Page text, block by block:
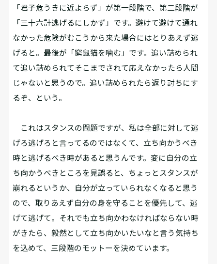
「君子危うきに近よらず」が第一段階で、第二段階が
「三十六計逃げるにしかず」です。避けて避けて通れ
なかった危険がむこうから来た場合にはとりあえず逃
げると。最後が「窮鼠猫を噛む」です。追い詰められ
て追い詰められてそこまでされて応えなかったら人間
じゃないと思うので。追い詰められたら返り討ちにす
るぞ、という。
これはスタンスの問題ですが、私は全部に対して逃
げろ逃げろと言ってるのではなくて、立ち向かうべき
時と逃げるべき時があると思うんです。変に自分の立
ち向かうべきところを見誤ると、ちょっとスタンスが
崩れるというか、自分が立っていられなくなると思う
ので、取りあえず自分の身を守ることを優先して、逃
げて逃げて。それでも立ち向かわなければならない時
がきたら、毅然として立ち向かいたいなと言う気持ち
を込めて、三段階のモットーを決めています。